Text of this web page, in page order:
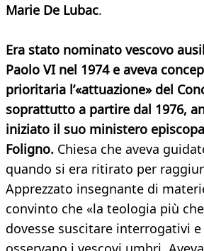
Marie De Lubac.
Era stato nominato vescovo
Paolo VI nel 1974 e aveva
prioritaria l’«attuazione» del
soprattutto a partire dal 1976,
iniziato il suo ministero
Foligno. Chiesa che aveva
quando si era ritirato per
Apprezzato insegnante di
convinto che «la teologia più
dovesse suscitare interrogativi